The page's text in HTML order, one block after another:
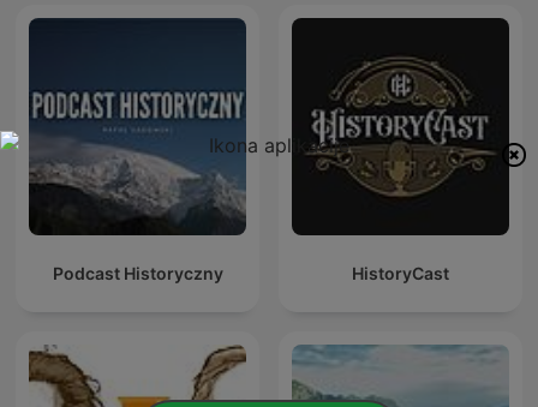
Podcast Historyczny HistoryCast